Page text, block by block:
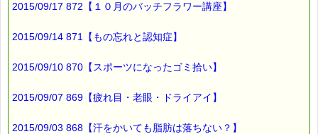
━━━━━━━━━━━━━━━━━━━━☆
→https://pass-thyme.com/office/ptt1-6days.asp
▼Facebookにも講座情報があります。
2015/09/17 872【１０月のバッチフラワー講座】
2015/09/14 871【もの忘れと認知症】
2015/09/10 870【スポーツになったゴミ拾い】
2015/09/07 869【疲れ目・老眼・ドライアイ】
2015/09/03 868【汗をかいても脂肪は落ちない？】